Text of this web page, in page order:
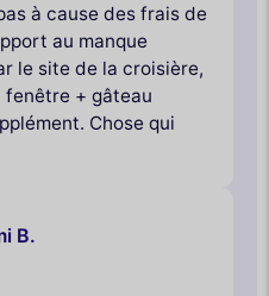
à cause des frais de
au manque
le site de la croisière,
fenêtre + gâteau
Chose qui
B.